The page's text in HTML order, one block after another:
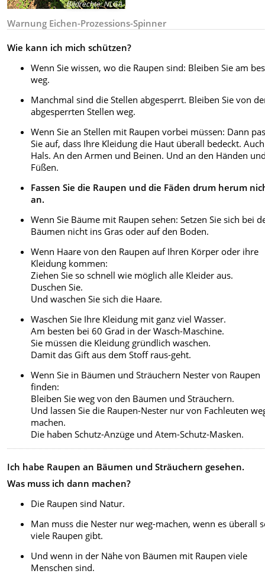
Bildrechte:NLGA
Warnung Eichen-Prozessions-Spinner
Wie kann ich mich schützen?
Wenn Sie wissen, wo die Raupen sind: Bleiben Sie am
weg.
Manchmal sind die Stellen abgesperrt. Bleiben Sie von
abgesperrten Stellen weg.
Wenn Sie an Stellen mit Raupen vorbei müssen: Dann
Sie auf, dass Ihre Kleidung die Haut überall bedeckt.
Hals. An den Armen und Beinen. Und an den Händen
Füßen.
Fassen Sie die Raupen und die Fäden drum herum
an.
Wenn Sie Bäume mit Raupen sehen: Setzen Sie sich bei
Bäumen nicht ins Gras oder auf den Boden.
Wenn Haare von den Raupen auf Ihren Körper oder ihre
Kleidung kommen:
Ziehen Sie so schnell wie möglich alle Kleider aus.
Duschen Sie.
Und waschen Sie sich die Haare.
Waschen Sie Ihre Kleidung mit ganz viel Wasser.
Am besten bei 60 Grad in der Wasch-Maschine.
Sie müssen die Kleidung gründlich waschen.
Damit das Gift aus dem Stoff raus-geht.
Wenn Sie in Bäumen und Sträuchern Nester von Raupen
finden:
Bleiben Sie weg von den Bäumen und Sträuchern.
Und lassen Sie die Raupen-Nester nur von Fachleuten
machen.
Die haben Schutz-Anzüge und Atem-Schutz-Masken.
Ich habe Raupen an Bäumen und Sträuchern gesehen.
Was muss ich dann machen?
Die Raupen sind Natur.
Man muss die Nester nur weg-machen, wenn es überall
viele Raupen gibt.
Und wenn in der Nähe von Bäumen mit Raupen viele
Menschen sind.